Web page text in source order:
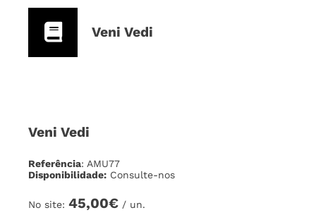
Veni Vedi
Veni Vedi
Referência: AMU77
Disponibilidade: Consulte-nos
No site: 45,00€ / un.